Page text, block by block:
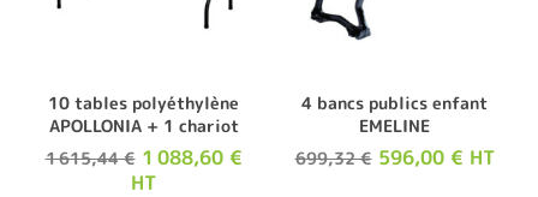
10 tables polyéthylène
APOLLONIA + 1 chariot
1 615,44 € 1 088,60 €
HT
4 bancs publics enfant
EMELINE
699,32 € 596,00 € HT